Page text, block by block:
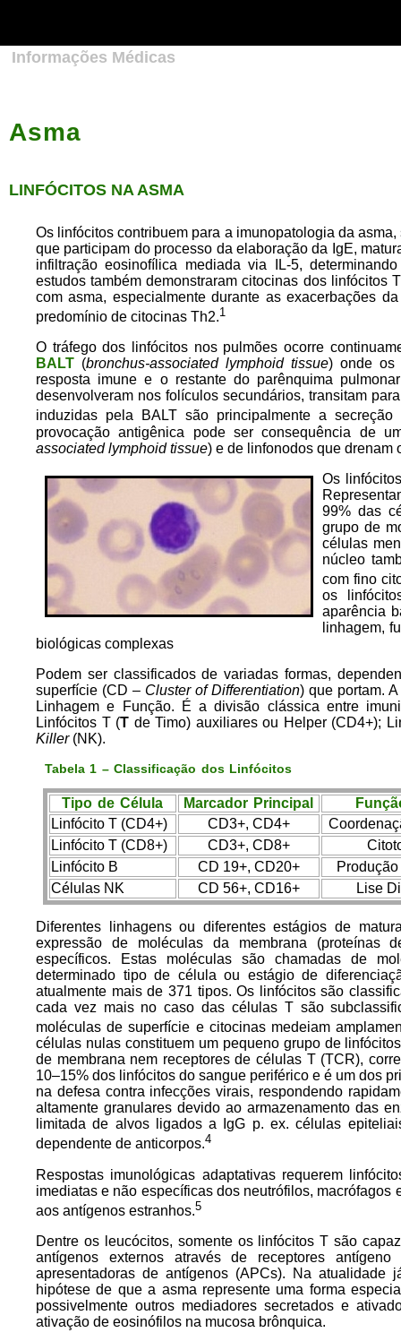
Informações Médicas
Asma
LINFÓCITOS NA ASMA
Os linfócitos contribuem para a imunopatologia da
que participam do processo da elaboração da IgE,
infiltração eosinofílica mediada via IL-5,
estudos também demonstraram citocinas dos
com asma, especialmente durante as exacerbações
predomínio de citocinas Th2.1
O tráfego dos linfócitos nos pulmões ocorre
BALT (bronchus-associated lymphoid tissue) onde os
resposta imune e o restante do parênquima
desenvolveram nos folículos secundários, transitam
induzidas pela BALT são principalmente a secreção
provocação antigênica pode ser consequência de
associated lymphoid tissue) e de linfonodos que drenam
Os
99% das
grupo de
células
núcleo
com fino
os
aparência
linhagem,
biológicas complexas
Podem ser classificados de variadas formas,
superfície (CD – Cluster of Differentiation) que portam.
Linhagem e Função. É a divisão clássica entre
Linfócitos T (T de Timo) auxiliares ou Helper (CD4+);
Killer(NK).
Tabela 1 – Classificação dos Linfócitos
Tipo de Célula Marcador Principal
Linfócito T (CD4+)
CD3+, CD4+
Linfócito T (CD8+)
CD3+, CD8+
Linfócito B
CD 19+, CD20+
Células NK
CD 56+, CD16+ Lise
Diferentes linhagens ou diferentes estágios de
expressão de moléculas da membrana (proteínas
específicos. Estas moléculas são chamadas de
determinado tipo de célula ou estágio de
atualmente mais de 371 tipos. Os linfócitos são
cada vez mais no caso das células T são
moléculas de superfície e citocinas medeiam
células nulas constituem um pequeno grupo de
de membrana nem receptores de células T (TCR),
10–15% dos linfócitos do sangue periférico e é um dos
na defesa contra infecções virais, respondendo
altamente granulares devido ao armazenamento das
limitada de alvos ligados a IgG p. ex. células
dependente de anticorpos.4
Respostas imunológicas adaptativas requerem
imediatas e não específicas dos neutrófilos,
aos antígenos estranhos.5
Dentre os leucócitos, somente os linfócitos T são
antígenos externos através de receptores
apresentadoras de antígenos (APCs). Na
hipótese de que a asma represente uma forma
possivelmente outros mediadores secretados e
ativação de eosinófilos na mucosa brônquica.